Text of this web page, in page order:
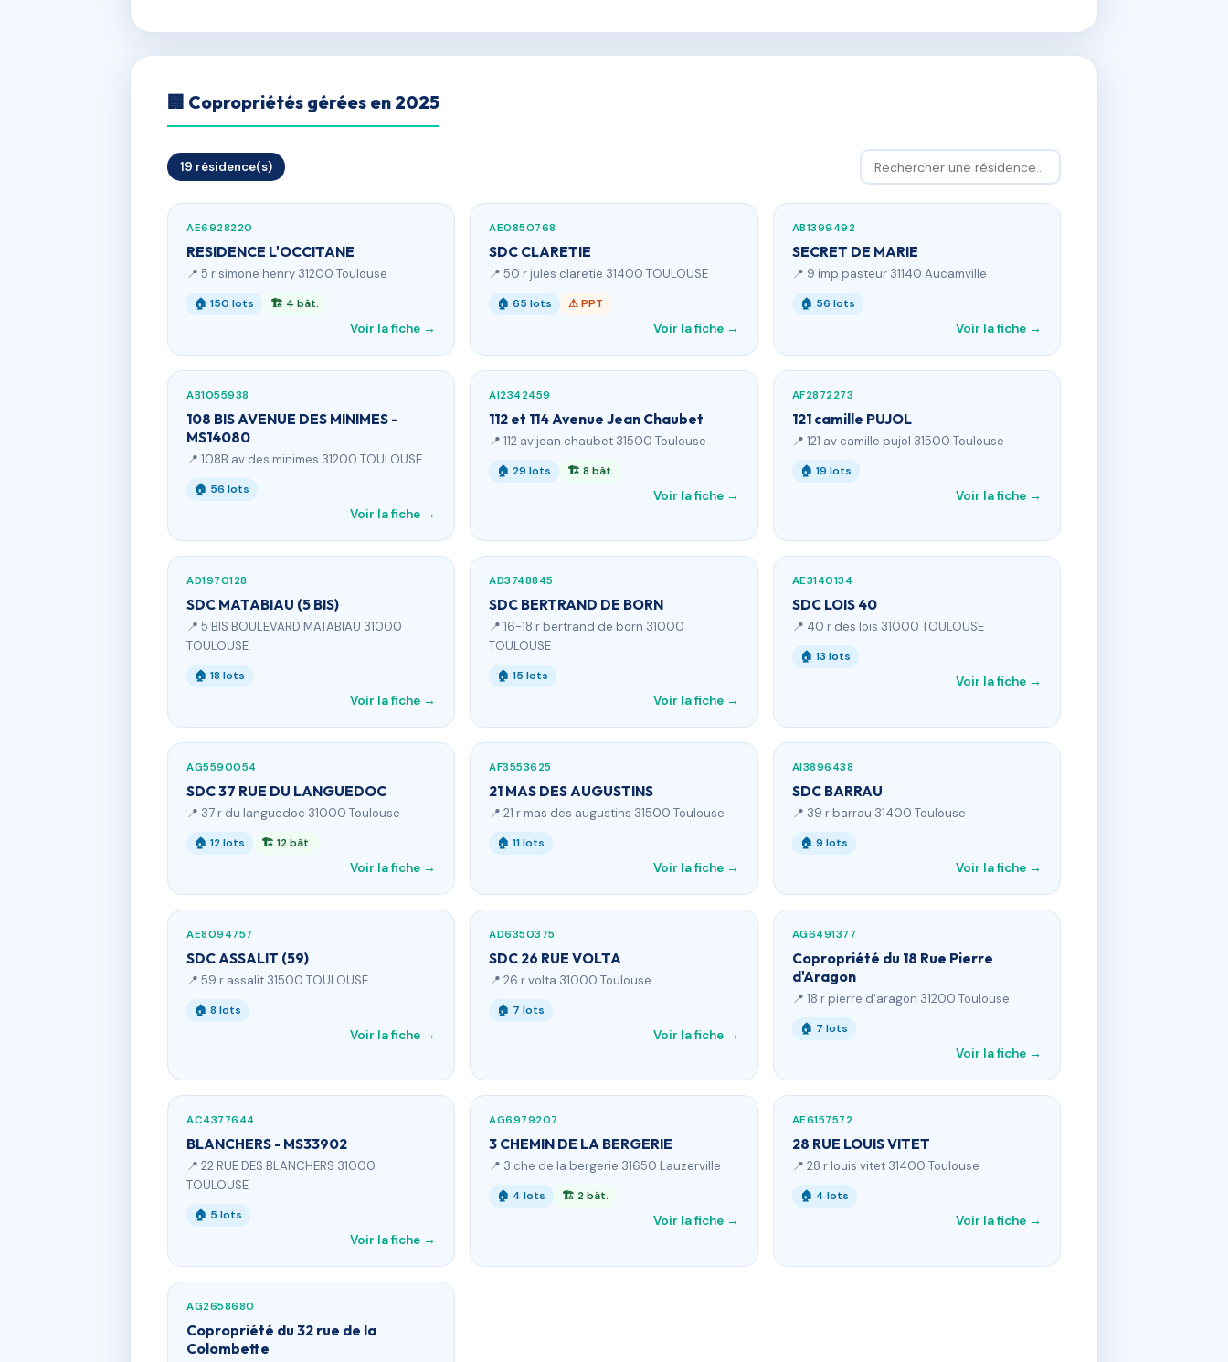
🏢 Copropriétés gérées en 2025
19 résidence(s)
AE6928220
RESIDENCE L'OCCITANE
📍 5 r simone henry 31200 Toulouse
🏠 150 lots 🏗 4 bât.
Voir la fiche →
AE0850768
SDC CLARETIE
📍 50 r jules claretie 31400 TOULOUSE
🏠 65 lots ⚠ PPT
Voir la fiche →
AB1399492
SECRET DE MARIE
📍 9 imp pasteur 31140 Aucamville
🏠 56 lots
Voir la fiche →
AB1055938
108 BIS AVENUE DES MINIMES -
MS14080
📍 108B av des minimes 31200 TOULOUSE
🏠 56 lots
Voir la fiche →
AI2342459
112 et 114 Avenue Jean Chaubet
📍 112 av jean chaubet 31500 Toulouse
🏠 29 lots 🏗 8 bât.
Voir la fiche →
AF2872273
121 camille PUJOL
📍 121 av camille pujol 31500 Toulouse
🏠 19 lots
Voir la fiche →
AD1970128
SDC MATABIAU (5 BIS)
📍 5 BIS BOULEVARD MATABIAU 31000
TOULOUSE
🏠 18 lots
Voir la fiche →
AD3748845
SDC BERTRAND DE BORN
📍 16-18 r bertrand de born 31000
TOULOUSE
🏠 15 lots
Voir la fiche →
AE3140134
SDC LOIS 40
📍 40 r des lois 31000 TOULOUSE
🏠 13 lots
Voir la fiche →
AG5590054
SDC 37 RUE DU LANGUEDOC
📍 37 r du languedoc 31000 Toulouse
🏠 12 lots 🏗 12 bât.
Voir la fiche →
AF3553625
21 MAS DES AUGUSTINS
📍 21 r mas des augustins 31500 Toulouse
🏠 11 lots
Voir la fiche →
AI3896438
SDC BARRAU
📍 39 r barrau 31400 Toulouse
🏠 9 lots
Voir la fiche →
AE8094757
SDC ASSALIT (59)
📍 59 r assalit 31500 TOULOUSE
🏠 8 lots
Voir la fiche →
AD6350375
SDC 26 RUE VOLTA
📍 26 r volta 31000 Toulouse
🏠 7 lots
Voir la fiche →
AG6491377
Copropriété du 18 Rue Pierre
d'Aragon
📍 18 r pierre d'aragon 31200 Toulouse
🏠 7 lots
Voir la fiche →
AC4377644
BLANCHERS - MS33902
📍 22 RUE DES BLANCHERS 31000
TOULOUSE
🏠 5 lots
Voir la fiche →
AG6979207
3 CHEMIN DE LA BERGERIE
📍 3 che de la bergerie 31650 Lauzerville
🏠 4 lots 🏗 2 bât.
Voir la fiche →
AE6157572
28 RUE LOUIS VITET
📍 28 r louis vitet 31400 Toulouse
🏠 4 lots
Voir la fiche →
AG2658680
Copropriété du 32 rue de la
Colombette